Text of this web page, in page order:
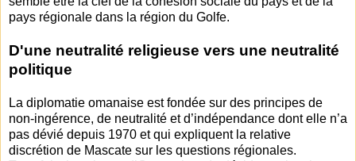
pays régionale dans la région du Golfe.
D'une neutralité religieuse vers une neutralité
politique
La diplomatie omanaise est fondée sur des principes de
non-ingérence, de neutralité et d’indépendance dont elle n’a
pas dévié depuis 1970 et qui expliquent la relative
discrétion de Mascate sur les questions régionales.